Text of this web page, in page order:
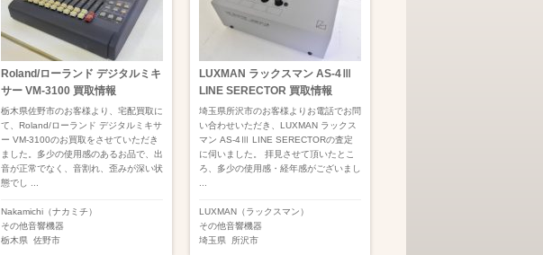
Roland/ローランド デジタルミキ
サー VM-3100 買取情報
栃木県佐野市のお客様より、宅配買取に
て、Roland/ローランド デジタルミキサ
ー VM-3100のお買取をさせていただき
ました。多少の使用感のあるお品で、出
音が正常でなく、音割れ、歪みが深い状
態でし ...
Nakamichi（ナカミチ）
その他音響機器
栃木県 佐野市
LUXMAN ラックスマン AS-4Ⅲ
LINE SERECTOR 買取情報
埼玉県所沢市のお客様よりお電話でお問
い合わせいただき、LUXMAN ラックス
マン AS-4Ⅲ LINE SERECTORの査定
に伺いました。 拝見させて頂いたとこ
ろ、多少の使用感・経年感がございまし
LUXMAN（ラックスマン）
その他音響機器
埼玉県
所沢市